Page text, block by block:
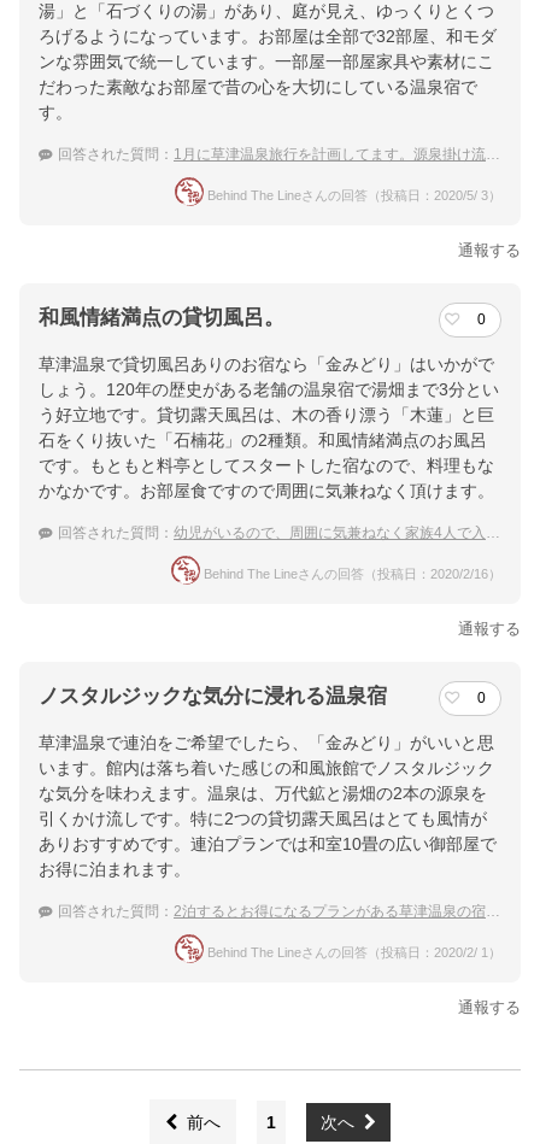
湯」と「石づくりの湯」があり、庭が見え、ゆっくりとくつ
ろげるようになっています。お部屋は全部で32部屋、和モダ
ンな雰囲気で統一しています。一部屋一部屋家具や素材にこ
だわった素敵なお部屋で昔の心を大切にしている温泉宿で
す。
回答された質問： 1月に草津温泉旅行を計画してます。源泉掛け流しの宿でおすすめはありますか
Behind The Lineさんの回答（投稿日：2020/5/ 3）
通報する
和風情緒満点の貸切風呂。 0
草津温泉で貸切風呂ありのお宿なら「金みどり」はいかがで
しょう。120年の歴史がある老舗の温泉宿で湯畑まで3分とい
う好立地です。貸切露天風呂は、木の香り漂う「木蓮」と巨
石をくり抜いた「石楠花」の2種類。和風情緒満点のお風呂
です。もともと料亭としてスタートした宿なので、料理もな
かなかです。お部屋食ですので周囲に気兼ねなく頂けます。
回答された質問： 幼児がいるので、周囲に気兼ねなく家族4人で入れる貸切風呂がある草津温泉の温泉宿を教えて下さい。
Behind The Lineさんの回答（投稿日：2020/2/16）
通報する
ノスタルジックな気分に浸れる温泉宿 0
草津温泉で連泊をご希望でしたら、「金みどり」がいいと思
います。館内は落ち着いた感じの和風旅館でノスタルジック
な気分を味わえます。温泉は、万代鉱と湯畑の2本の源泉を
引くかけ流しです。特に2つの貸切露天風呂はとても風情が
ありおすすめです。連泊プランでは和室10畳の広い御部屋で
お得に泊まれます。
回答された質問： 2泊するとお得になるプランがある草津温泉の宿は？
Behind The Lineさんの回答（投稿日：2020/2/ 1）
通報する
前へ 1 次へ